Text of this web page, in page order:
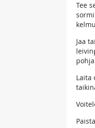
Tee
Jaa
Laita